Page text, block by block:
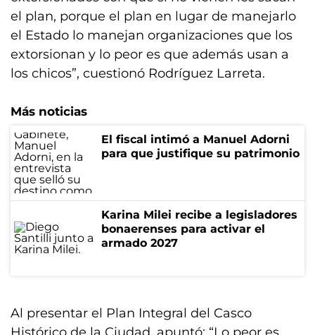
el plan, porque el plan en lugar de manejarlo
el Estado lo manejan organizaciones que los
extorsionan y lo peor es que además usan a
los chicos”, cuestionó Rodríguez Larreta.
Más noticias
El fiscal intimó a Manuel Adorni
para que justifique su patrimonio
Karina Milei recibe a legisladores
bonaerenses para activar el
armado 2027
Al presentar el Plan Integral del Casco